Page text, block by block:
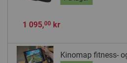
1 095,00kr
Kinomap fitness-